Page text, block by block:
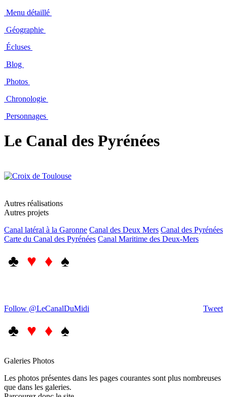
Menu détaillé
Géographie
Écluses
Blog
Photos
Chronologie
Personnages
Le Canal des Pyrénées
Autres réalisations
Autres projets
Canal latéral à la Garonne Canal des Deux Mers Canal des Pyrénées
Carte du Canal des Pyrénées Canal Maritime des Deux-Mers
♣ ♥ ♦ ♠
Tweet
Follow @LeCanalDuMidi
♣ ♥ ♦ ♠
Galeries Photos
Les photos présentes dans les pages courantes sont plus nombreuses
que dans les galeries.